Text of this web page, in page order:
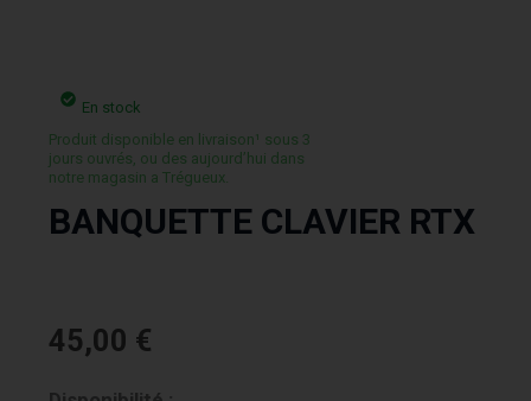
En stock
Produit disponible en livraison¹ sous 3
jours ouvrés, ou des aujourd’hui dans
notre magasin a Trégueux.
BANQUETTE CLAVIER RTX
45,00 €